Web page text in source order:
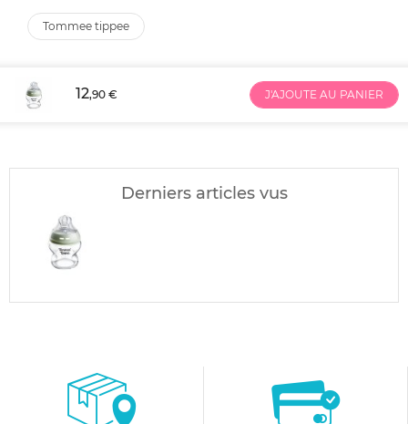
tommee tippee
12,90 € J'AJOUTE AU PANIER
Derniers articles vus